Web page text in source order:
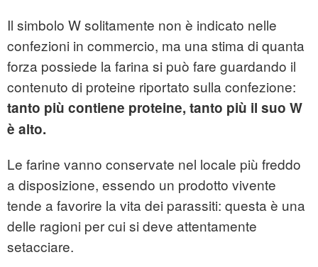
Il simbolo W solitamente non è indicato nelle
confezioni in commercio, ma una stima di quanta
forza possiede la farina si può fare guardando il
contenuto di proteine riportato sulla confezione:
tanto più contiene proteine, tanto più il suo W
è alto.
Le farine vanno conservate nel locale più freddo
a disposizione, essendo un prodotto vivente
tende a favorire la vita dei parassiti: questa è una
delle ragioni per cui si deve attentamente
setacciare.